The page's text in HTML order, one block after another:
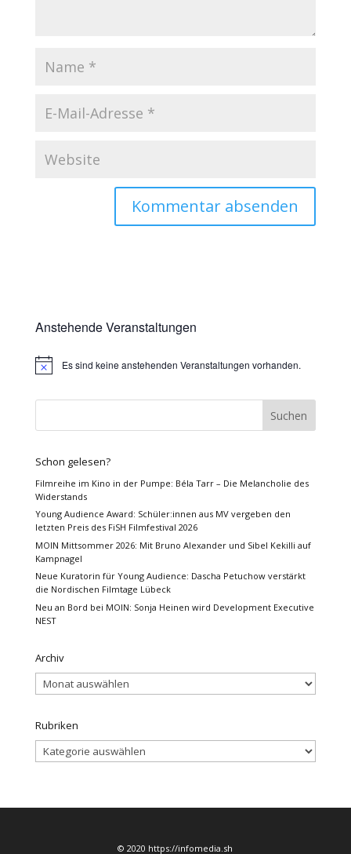
Anstehende Veranstaltungen
HinweisEs sind keine anstehenden Veranstaltungen vorhanden.
Schon gelesen?
Filmreihe im Kino in der Pumpe: Béla Tarr – Die Melancholie des
Widerstands
Young Audience Award: Schüler:innen aus MV vergeben den
letzten Preis des FiSH Filmfestival 2026
MOIN Mittsommer 2026: Mit Bruno Alexander und Sibel Kekilli auf
Kampnagel
Neue Kuratorin für Young Audience: Dascha Petuchow verstärkt
die Nordischen Filmtage Lübeck
Neu an Bord bei MOIN: Sonja Heinen wird Development Executive
NEST
Archiv
Archiv
Rubriken
Rubriken
© 2020 https://infomedia.sh